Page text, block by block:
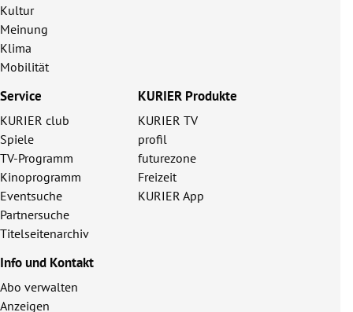
Kultur
Meinung
Klima
Mobilität
Service
KURIER club
Spiele
TV-Programm
Kinoprogramm
Eventsuche
Partnersuche
Titelseitenarchiv
KURIER Produkte
KURIER TV
profil
futurezone
Freizeit
KURIER App
Info und Kontakt
Abo verwalten
Anzeigen